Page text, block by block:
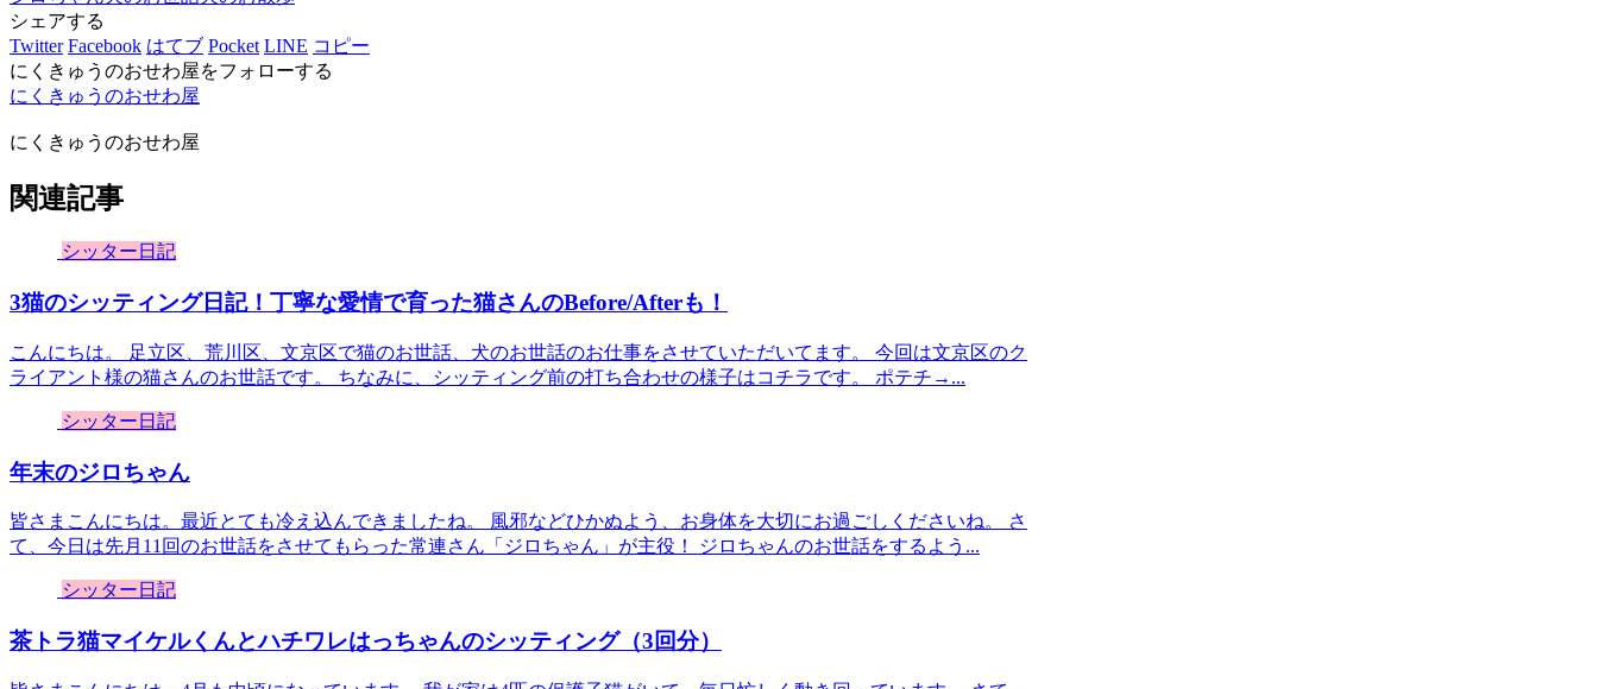
シェアする
Twitter Facebook はてブ Pocket LINE コピー
にくきゅうのおせわ屋をフォローする
にくきゅうのおせわ屋
にくきゅうのおせわ屋
関連記事
シッター日記
3猫のシッティング日記！丁寧な愛情で育った猫さんのBefore/Afterも！
こんにちは。 足立区、荒川区、文京区で猫のお世話、犬のお世話のお仕事をさせていただいてます。 今回は文京区のク
ライアント様の猫さんのお世話です。 ちなみに、シッティング前の打ち合わせの様子はコチラです。 ポテチ→...
シッター日記
年末のジロちゃん
皆さまこんにちは。最近とても冷え込んできましたね。 風邪などひかぬよう、お身体を大切にお過ごしくださいね。 さ
て、今日は先月11回のお世話をさせてもらった常連さん「ジロちゃん」が主役！ ジロちゃんのお世話をするよう...
シッター日記
茶トラ猫マイケルくんとハチワレはっちゃんのシッティング（3回分）